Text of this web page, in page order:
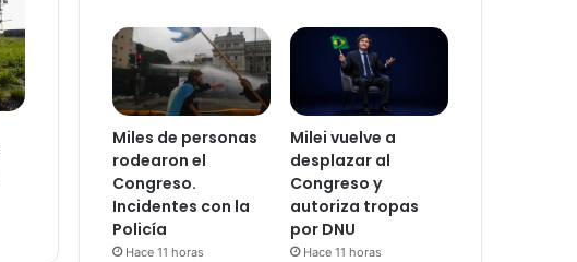
Miles de personas
rodearon el
Congreso.
Incidentes con la
Policía
Hace 11 horas
Milei vuelve a
desplazar al
Congreso y
autoriza tropas
por DNU
Hace 11 horas